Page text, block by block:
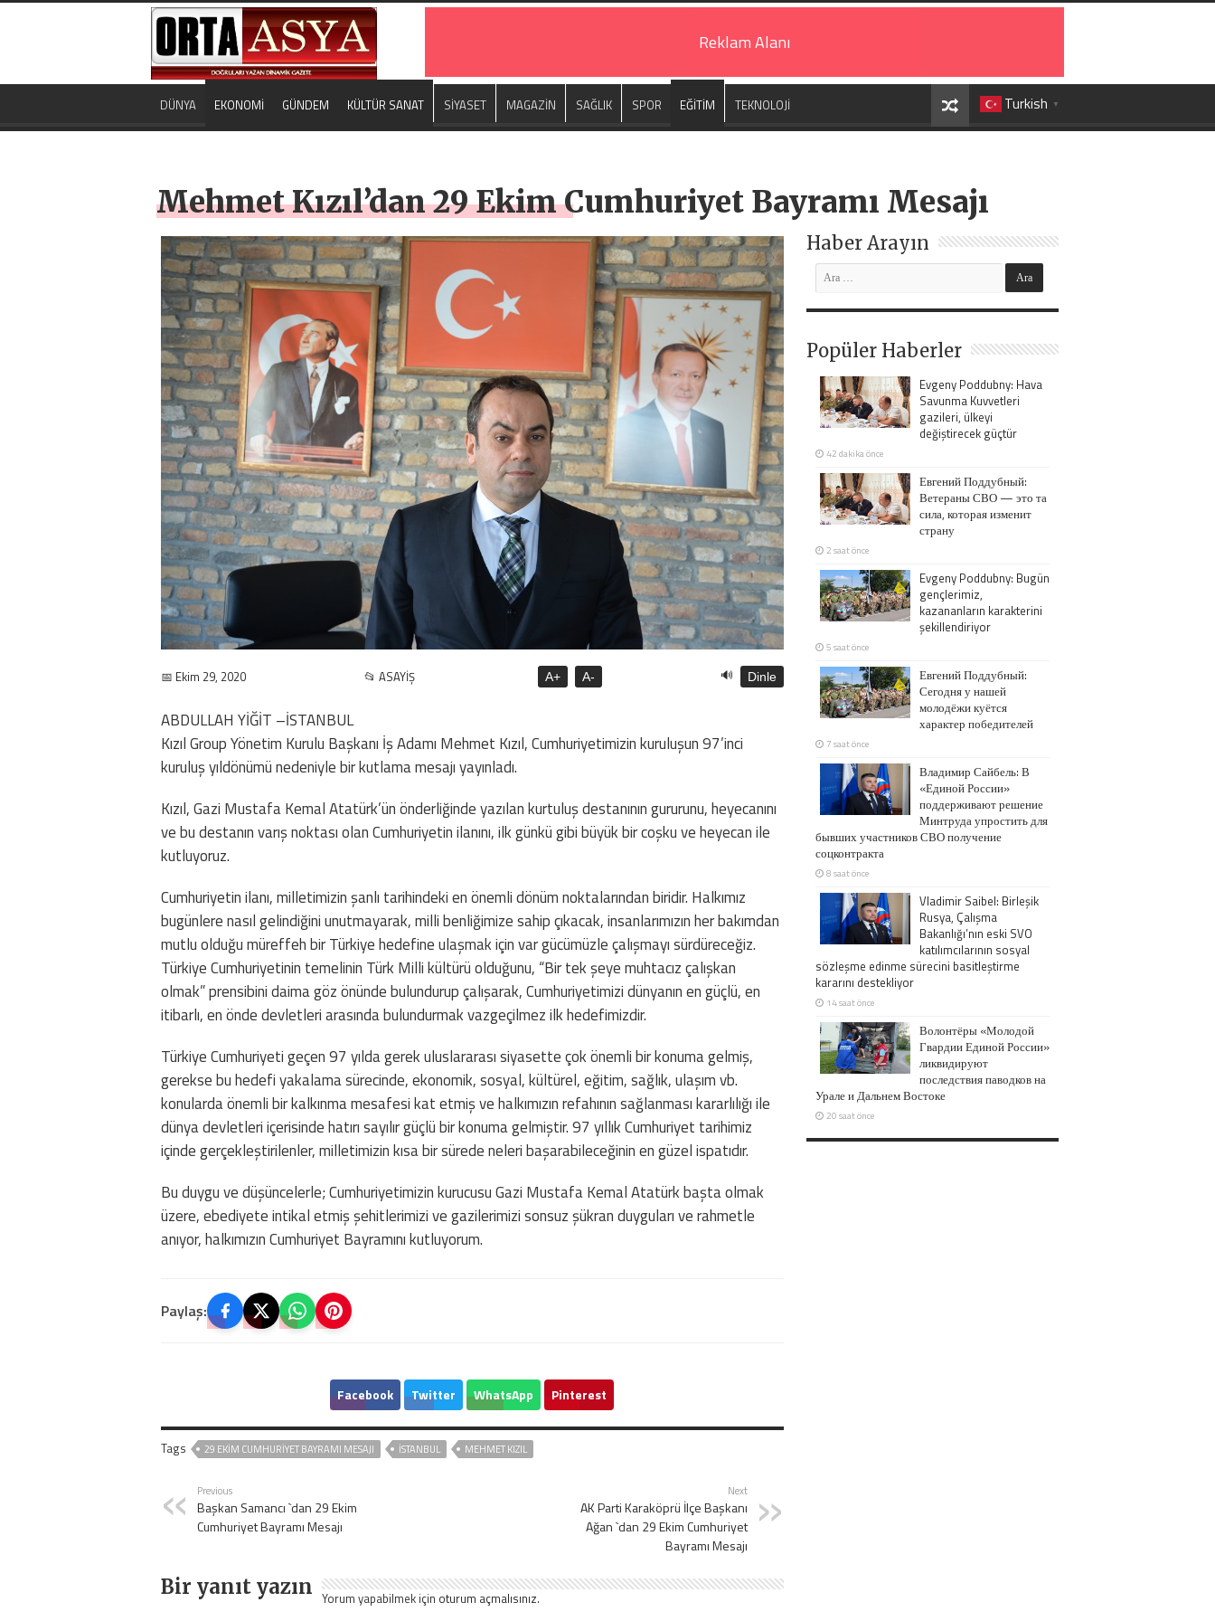
Reklam Alanı
Turkish ▼
DÜNYA EKONOMİ GÜNDEM KÜLTÜR SANAT SİYASET MAGAZİN SAĞLIK SPOR EĞİTİM TEKNOLOJİ
Mehmet Kızıl’dan 29 Ekim Cumhuriyet Bayramı Mesajı
📅 Ekim 29, 2020 📂 ASAYİŞ A+ A- 🔊 Dinle
ABDULLAH YİĞİT –İSTANBUL
Kızıl Group Yönetim Kurulu Başkanı İş Adamı Mehmet Kızıl, Cumhuriyetimizin kuruluşun 97’inci
kuruluş yıldönümü nedeniyle bir kutlama mesajı yayınladı.
Kızıl, Gazi Mustafa Kemal Atatürk’ün önderliğinde yazılan kurtuluş destanının gururunu, heyecanını
ve bu destanın varış noktası olan Cumhuriyetin ilanını, ilk günkü gibi büyük bir coşku ve heyecan ile
kutluyoruz.
Cumhuriyetin ilanı, milletimizin şanlı tarihindeki en önemli dönüm noktalarından biridir. Halkımız
bugünlere nasıl gelindiğini unutmayarak, milli benliğimize sahip çıkacak, insanlarımızın her bakımdan
mutlu olduğu müreffeh bir Türkiye hedefine ulaşmak için var gücümüzle çalışmayı sürdüreceğiz.
Türkiye Cumhuriyetinin temelinin Türk Milli kültürü olduğunu, “Bir tek şeye muhtacız çalışkan
olmak” prensibini daima göz önünde bulundurup çalışarak, Cumhuriyetimizi dünyanın en güçlü, en
itibarlı, en önde devletleri arasında bulundurmak vazgeçilmez ilk hedefimizdir.
Türkiye Cumhuriyeti geçen 97 yılda gerek uluslararası siyasette çok önemli bir konuma gelmiş,
gerekse bu hedefi yakalama sürecinde, ekonomik, sosyal, kültürel, eğitim, sağlık, ulaşım vb.
konularda önemli bir kalkınma mesafesi kat etmiş ve halkımızın refahının sağlanması kararlılığı ile
dünya devletleri içerisinde hatırı sayılır güçlü bir konuma gelmiştir. 97 yıllık Cumhuriyet tarihimiz
içinde gerçekleştirilenler, milletimizin kısa bir sürede neleri başarabileceğinin en güzel ispatıdır.
Bu duygu ve düşüncelerle; Cumhuriyetimizin kurucusu Gazi Mustafa Kemal Atatürk başta olmak
üzere, ebediyete intikal etmiş şehitlerimizi ve gazilerimizi sonsuz şükran duyguları ve rahmetle
anıyor, halkımızın Cumhuriyet Bayramını kutluyorum.
Paylaş:
Facebook Twitter WhatsApp Pinterest
Tags 29 EKIM CUMHURIYET BAYRAMI MESAJI ISTANBUL MEHMET KIZIL
Previous
Başkan Samancı `dan 29 Ekim
Cumhuriyet Bayramı Mesajı
Next
AK Parti Karaköprü İlçe Başkanı
Ağan `dan 29 Ekim Cumhuriyet
Bayramı Mesajı
Bir yanıt yazın Yorum yapabilmek için oturum açmalısınız.
Haber Arayın
Popüler Haberler
Evgeny Poddubny: Hava
Savunma Kuvvetleri
gazileri, ülkeyi
değiştirecek güçtür
42 dakika önce
Евгений Поддубный:
Ветераны СВО — это та
сила, которая изменит
страну
2 saat önce
Evgeny Poddubny: Bugün
gençlerimiz,
kazananların karakterini
şekillendiriyor
5 saat önce
Евгений Поддубный:
Сегодня у нашей
молодёжи куётся
характер победителей
7 saat önce
Владимир Сайбель: В
«Единой России»
поддерживают решение
Минтруда упростить для
бывших участников СВО получение
соцконтракта
8 saat önce
Vladimir Saibel: Birleşik
Rusya, Çalışma
Bakanlığı’nın eski SVO
katılımcılarının sosyal
sözleşme edinme sürecini basitleştirme
kararını destekliyor
14 saat önce
Волонтёры «Молодой
Гвардии Единой России»
ликвидируют
последствия паводков на
Урале и Дальнем Востоке
20 saat önce